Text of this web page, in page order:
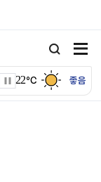
22℃ 좋음